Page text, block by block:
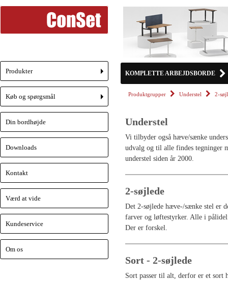
KOMPLETTE ARBEJDSBORDE
Produktgrupper Understel 2-
Understel
Vi tilbyder også hæve/sænke
udvalg og til alle findes tegninger
understel siden år 2000.
2-søjlede
Det 2-søjlede hæve-/sænke stel er
farver og løftestyrker. Alle i
Der er forskel.
Sort - 2-søjlede
Sort passer til alt, derfor er et sort
+
Produkter
+
Køb og spørgsmål
Din bordhøjde
Downloads
Kontakt
Værd at vide
Kundeservice
Om os